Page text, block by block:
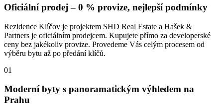
Oficiální prodej – 0 % provize, nejlepší podmínky
Rezidence Klíčov je projektem SHD Real Estate a Hašek &
Partners je oficiálním prodejcem. Kupujete přímo za developerské
ceny bez jakékoliv provize. Provedeme Vás celým procesem od
výběru bytu až po předání klíčů.
01
Moderní byty s panoramatickým výhledem na
Prahu